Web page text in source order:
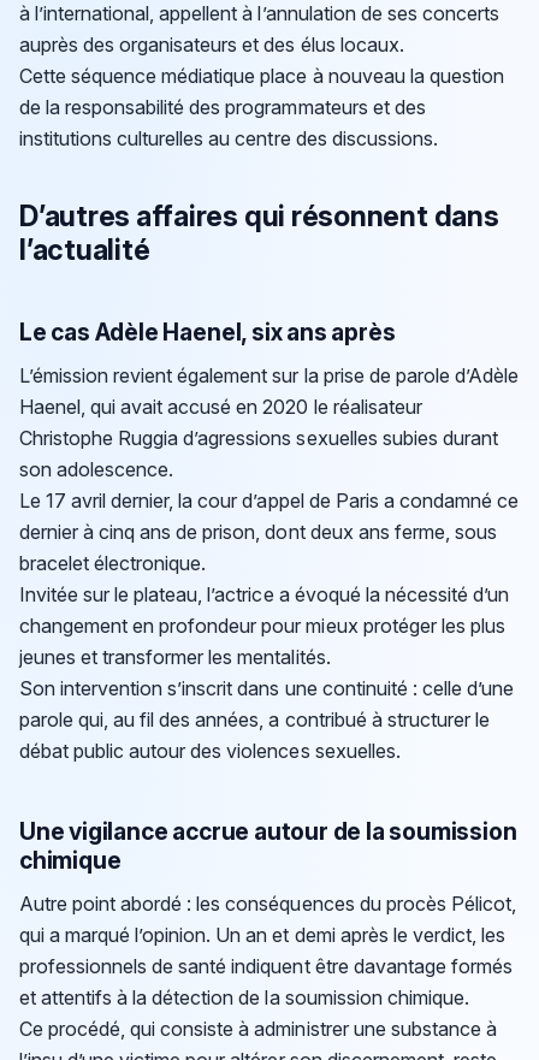
à l’international, appellent à l’annulation de ses concerts
auprès des organisateurs et des élus locaux.
Cette séquence médiatique place à nouveau la question
de la responsabilité des programmateurs et des
institutions culturelles au centre des discussions.
D’autres affaires qui résonnent dans
l’actualité
Le cas Adèle Haenel, six ans après
L’émission revient également sur la prise de parole d’Adèle
Haenel, qui avait accusé en 2020 le réalisateur
Christophe Ruggia d’agressions sexuelles subies durant
son adolescence.
Le 17 avril dernier, la cour d’appel de Paris a condamné ce
dernier à cinq ans de prison, dont deux ans ferme, sous
bracelet électronique.
Invitée sur le plateau, l’actrice a évoqué la nécessité d’un
changement en profondeur pour mieux protéger les plus
jeunes et transformer les mentalités.
Son intervention s’inscrit dans une continuité : celle d’une
parole qui, au fil des années, a contribué à structurer le
débat public autour des violences sexuelles.
Une vigilance accrue autour de la soumission
chimique
Autre point abordé : les conséquences du procès Pélicot,
qui a marqué l’opinion. Un an et demi après le verdict, les
professionnels de santé indiquent être davantage formés
et attentifs à la détection de la soumission chimique.
Ce procédé, qui consiste à administrer une substance à